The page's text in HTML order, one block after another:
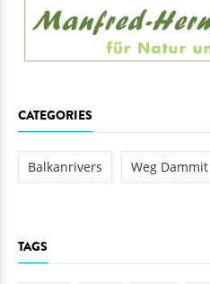
CATEGORIES
Balkanrivers Weg Dammit
TAGS